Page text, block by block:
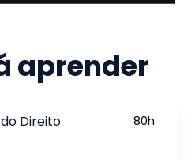
aprender
Direito 80h